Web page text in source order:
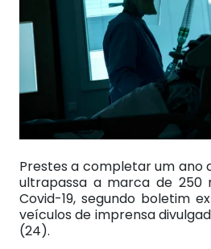
Prestes a completar um ano
ultrapassa a marca de 250
Covid-19, segundo boletim
veículos de imprensa
(24).